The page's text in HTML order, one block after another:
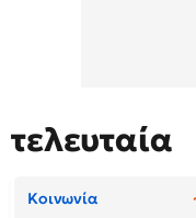
τελευταία
Κοινωνία